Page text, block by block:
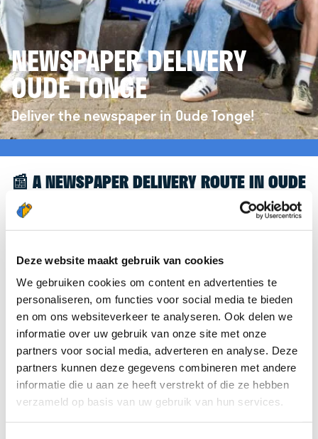
Deze website maakt gebruik van cookies
We gebruiken cookies om content en advertenties te
personaliseren, om functies voor social media te bieden
en om ons websiteverkeer te analyseren. Ook delen we
informatie over uw gebruik van onze site met onze
partners voor social media, adverteren en analyse. Deze
partners kunnen deze gegevens combineren met andere
informatie die u aan ze heeft verstrekt of die ze hebben
verzameld op basis van uw gebruik van hun services.
NEWSPAPER DELIVERY
OUDE TONGE
Deliver the newspaper in Oude Tonge!
📰 A NEWSPAPER DELIVERY ROUTE IN OUDE
TONGE
Great to see you're interested in a newspaper
we’d like to refer you to thekrantenbezorgen.nl
website. There, you can easily sign up to deliver
newspapers in Oude Tonge.
We hope you can get started soon and wish you
the best of luck! 🚴‍♂️💨